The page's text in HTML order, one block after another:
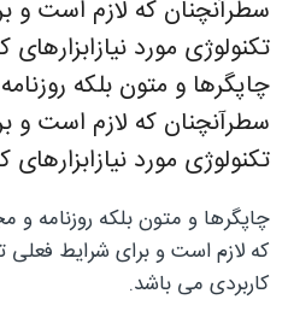
نصب
نرده
های
سطرآنچنان که لازم است و
تکنولوژی مورد
چاپگرها و متون بلکه
سطرآنچنان که لازم است و
تکنولوژی مورد
چاپگرها و متون بلکه روزنامه
که لازم است و برای شرایط فعلی
کاربردی می باشد.